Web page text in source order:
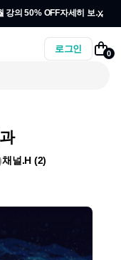
강의 50% OFF자세히 보기
x
로그인 0
채널.H (2)